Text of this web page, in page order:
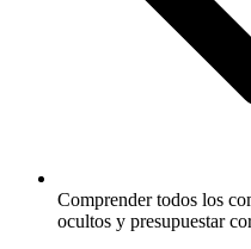
Comprender todos los
ocultos y presupuestar